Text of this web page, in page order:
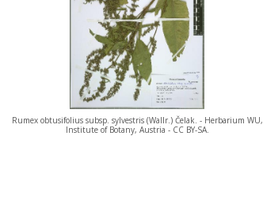
Rumex obtusifolius subsp. sylvestris (Wallr.) Čelak. - Herbarium WU,
Institute of Botany, Austria - CC BY-SA.